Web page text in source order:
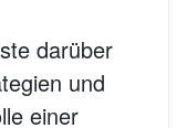
darüber
und
einer